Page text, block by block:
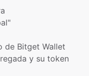
de Bitget Wallet
y su token